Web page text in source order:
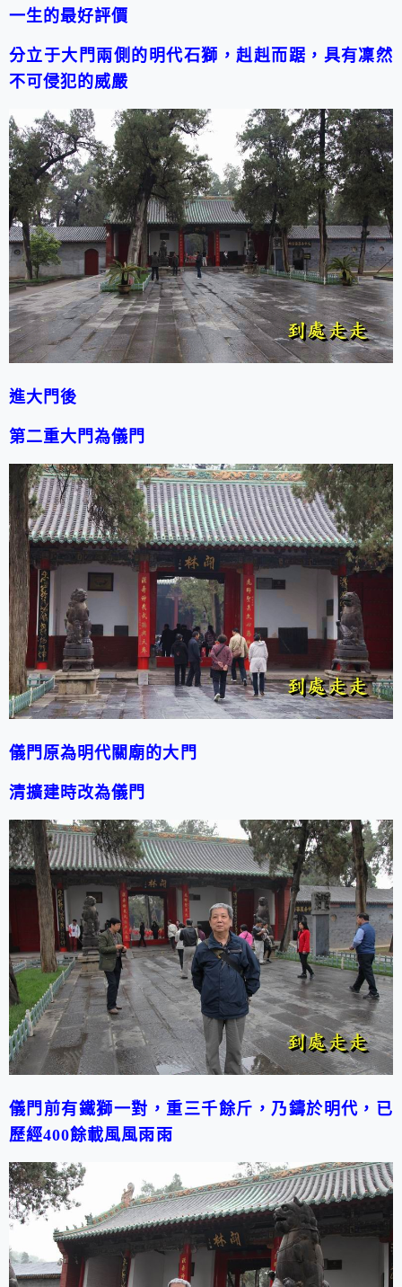
一生的最好評價
分立于大門兩側的明代石獅，赳赳而踞，具有凜然
不可侵犯的威嚴
進大門後
第二重大門為儀門
儀門原為明代關廟的大門
清擴建時改為儀門
儀門前有鐵獅一對，重三千餘斤，乃鑄於明代，已
歷經400餘載風風雨雨